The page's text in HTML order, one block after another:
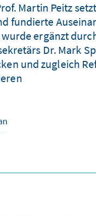
Martin Peitz
fundierte
ergänzt
Dr. Mark
und zugleich